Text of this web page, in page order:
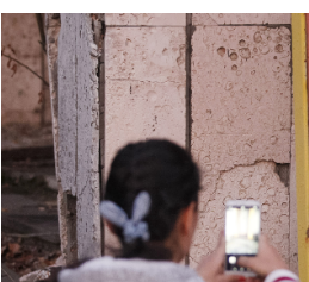
— Протяженность зоны
километров. Включает она
Понятное дело, что
пропускной режим и
БЕЛАРУСЬ ЧЕРНОБЫЛЬ